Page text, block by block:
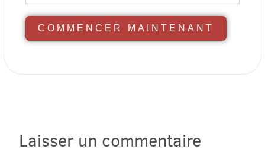
COMMENCER MAINTENANT
Laisser un commentaire